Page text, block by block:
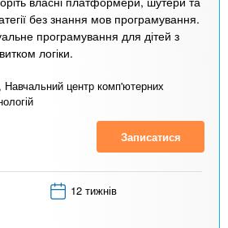
без знання мов програмування.
програмування для дітей з
логіки.
Навчальний центр комп'ютерних
Записатися
12 тижнів